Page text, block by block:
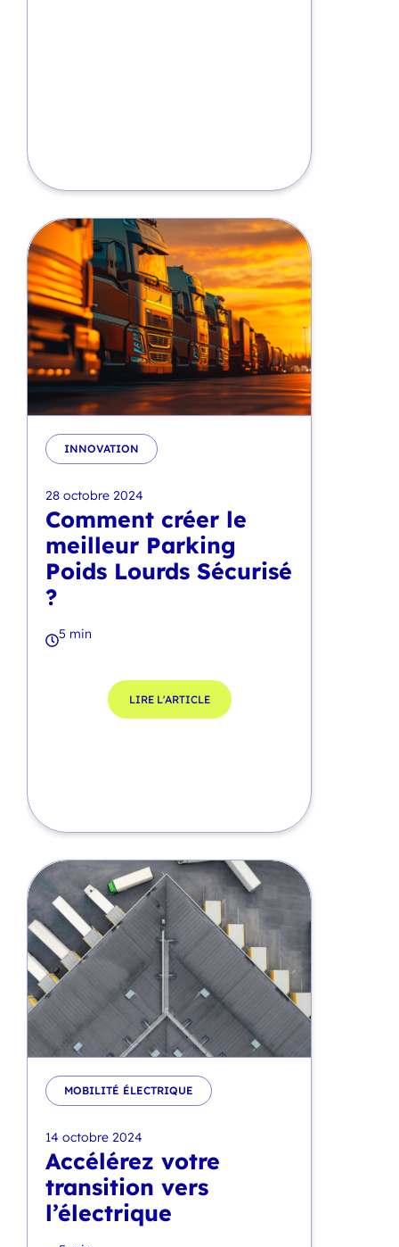
INNOVATION
28 octobre 2024
Comment créer le
meilleur Parking
Poids Lourds Sécurisé
?
5 min
LIRE L'ARTICLE
MOBILITÉ ÉLECTRIQUE
14 octobre 2024
Accélérez votre
transition vers
l’électrique